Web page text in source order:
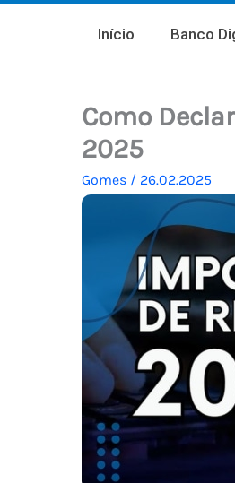
Início Banco
Como
2025
Gomes / 26.02.2025